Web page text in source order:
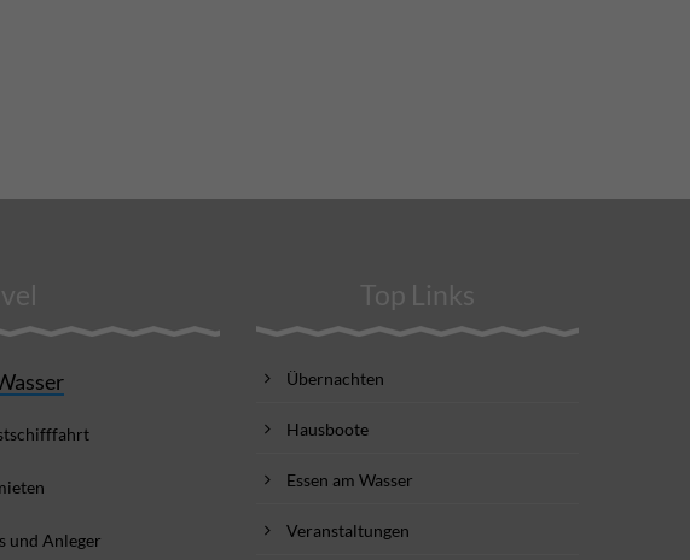
und Anleger
Top Links
Übernachten
Hausboote
Essen am Wasser
Veranstaltungen